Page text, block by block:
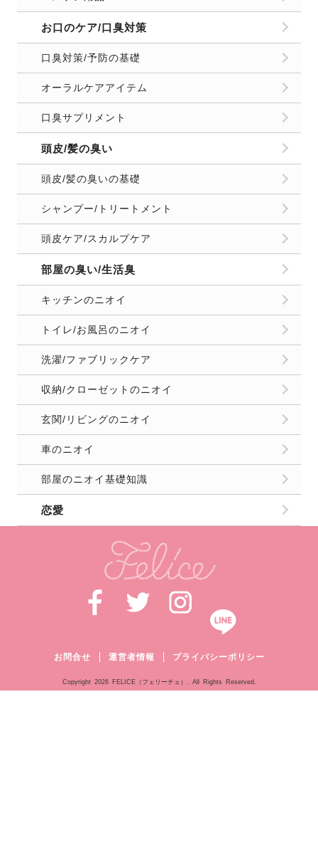
お口のケア/口臭対策
口臭対策/予防の基礎
オーラルケアアイテム
口臭サプリメント
頭皮/髪の臭い
頭皮/髪の臭いの基礎
シャンプー/トリートメント
頭皮ケア/スカルプケア
部屋の臭い/生活臭
キッチンのニオイ
トイレ/お風呂のニオイ
洗濯/ファブリックケア
収納/クローゼットのニオイ
玄関/リビングのニオイ
車のニオイ
部屋のニオイ基礎知識
恋愛
お問合せ 運営者情報 プライバシーポリシー
Copyright 2026 FELICE（フェリーチェ）. All Rights Reserved.